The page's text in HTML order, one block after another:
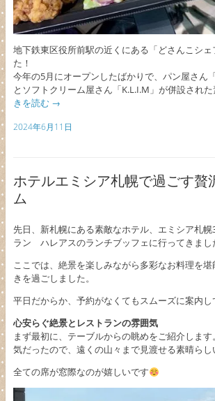
地下鉄東区役所前駅の近くにある「どさんこシ
た！
今年の5月にオープンしたばかりで、パン屋さん
とソフトクリーム屋さん「K.L.I.M」が併設された
きを読む →
2024年6月11日
ホテルエミシア札幌で過ごす贅
ム
先日、新札幌にある素敵なホテル、エミシア札幌
ラン ハレアスのランチブッフェに行ってきま
ここでは、絶景を楽しみながら多彩なお料理を堪
きを過ごしました。
平日だからか、予約がなくてもスムーズに案内
心安らぐ絶景とレストランの雰囲気
まず最初に、テーブルからの眺めをご紹介しま
気だったので、遠くの山々まで見渡せる素晴ら
全ての席が窓際なのが嬉しいです